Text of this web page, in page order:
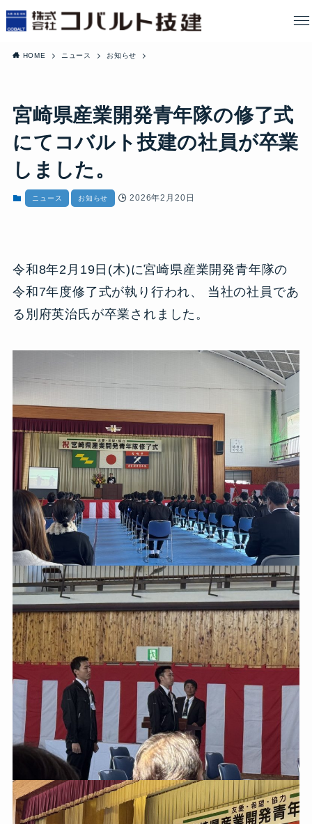
HOME ニュース お知らせ
宮崎県産業開発青年隊の修了式
にてコバルト技建の社員が卒業
しました。
ニュース お知らせ 2026年2月20日
令和8年2月19日(木)に宮崎県産業開発青年隊の
令和7年度修了式が執り行われ、 当社の社員であ
る別府英治氏が卒業されました。